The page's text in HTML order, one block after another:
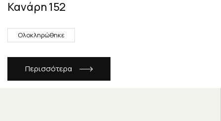
Κανάρη 152
Ολοκληρώθηκε
Περισσότερα